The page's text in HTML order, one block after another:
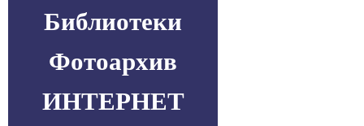
Библиотеки
Фотоархив
ИНТЕРНЕТ